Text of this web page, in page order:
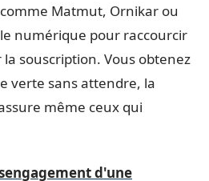
Matmut, Ornikar ou
numérique pour raccourcir
souscription. Vous obtenez
verte sans attendre, la
même ceux qui
d'une